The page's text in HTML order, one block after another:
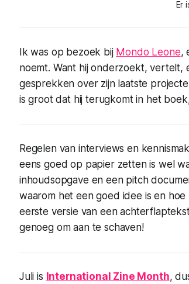
Er
Ik was op bezoek bij Mondo Leone,
noemt. Want hij onderzoekt, vertelt,
gesprekken over zijn laatste
is groot dat hij terugkomt in het
Regelen van interviews en
eens goed op papier zetten is wel
inhoudsopgave en een pitch
waarom het een goed idee is en
eerste versie van een
genoeg om aan te schaven!
Juli is International Zine Month,